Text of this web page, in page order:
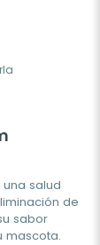
salud
de
sabor
mascota.